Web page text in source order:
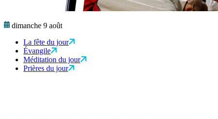
dimanche 9 août
La fête du jour
Évangile
Méditation du jour
Prières du jour